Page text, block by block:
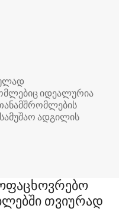
იდეალურია
ადგილის
თვიურად